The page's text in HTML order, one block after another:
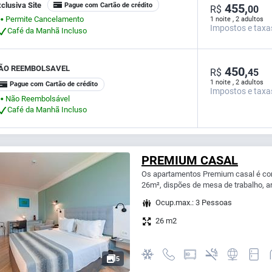
Site Pague com Cartão de crédito
⬤
Permite Cancelamento
Café da Manhã Incluso
1 noite , 2 adultos
R$ 455,00
Impostos e
REEMBOLSAVEL
Pague com Cartão de crédito
⬤
Não Reembolsável
Café da Manhã Incluso
1 noite , 2 adultos
R$ 450,45
Impostos e
5
PREMIUM CASAL
Os apartamentos Premium casal é
26m², dispões de mesa de trabalho,
Ocup.max.: 3 Pessoas
26 m2